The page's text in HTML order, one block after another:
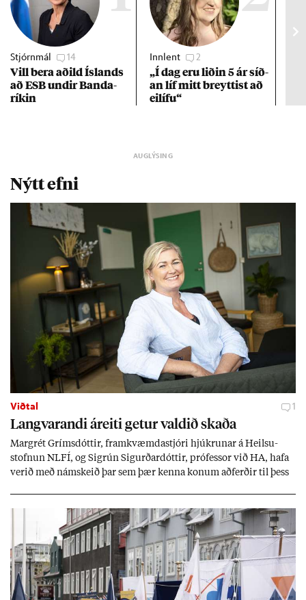
Stjórnmál 14
Vill bera að­ild Ís­lands
að ESB und­ir Banda­
rík­in
Innlent 2
„Í dag eru lið­in 5 ár síð­
an líf mitt breytt­ist að
ei­lífu“
Nýtt efni
Viðtal 1
Langvar­andi áreiti get­ur vald­ið skaða
Mar­grét Gríms­dótt­ir, fram­kvæmda­stjóri hjúkr­un­ar á Heilsu­
stofn­un NLFÍ, og Sigrún Sig­urð­ar­dótt­ir, pró­fess­or við HA, hafa
ver­ið með nám­skeið þar sem þær kenna kon­um að­ferð­ir til þess